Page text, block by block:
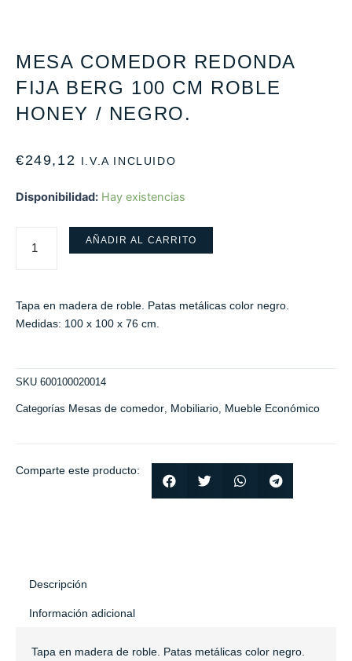
MESA COMEDOR REDONDA
FIJA BERG 100 CM ROBLE
HONEY / NEGRO.
€249,12 I.V.A INCLUIDO
Disponibilidad: Hay existencias
AÑADIR AL CARRITO
Tapa en madera de roble. Patas metálicas color negro.
Medidas: 100 x 100 x 76 cm.
SKU 600100020014
Categorías Mesas de comedor, Mobiliario, Mueble Económico
Comparte este producto:
Descripción
Información adicional
Tapa en madera de roble. Patas metálicas color negro.